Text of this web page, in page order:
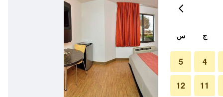
ج س
4
5
11
12